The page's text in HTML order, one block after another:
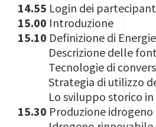
14.55 Login dei
15.00 Introduzione
15.10 Definizione di
Descrizione delle fonti
Tecnologie di
Strategia di utilizzo
Lo sviluppo storico in
15.30 Produzione